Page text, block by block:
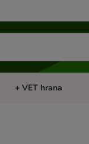
Pregled kategorija: Ptice
+ VET hrana